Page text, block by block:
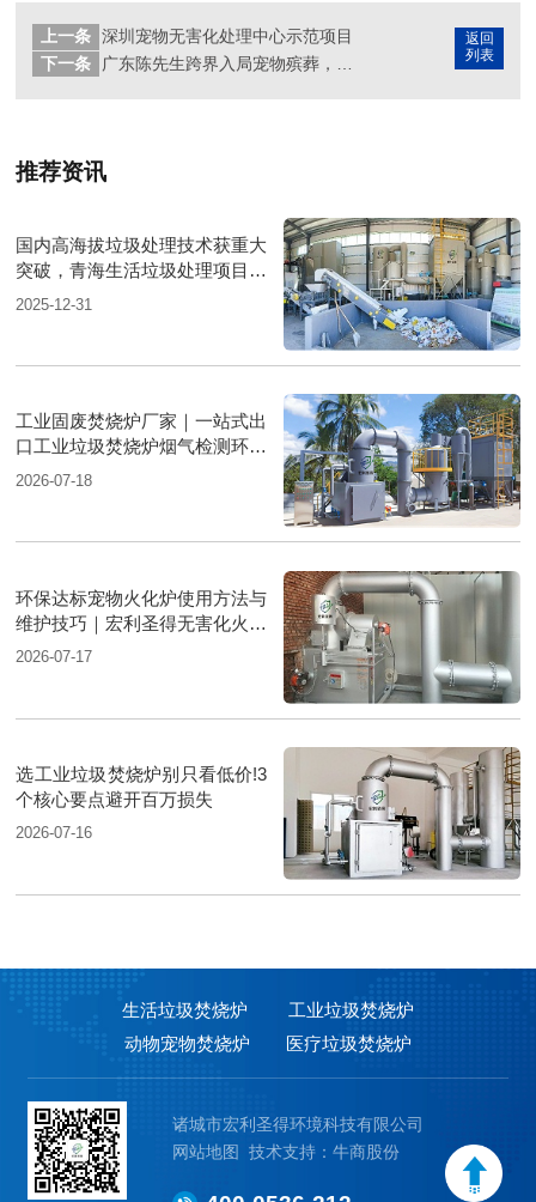
返回
列表
上一条 深圳宠物无害化处理中心示范项目
下一条
推荐资讯
国内高海拔垃圾处理技术获重大
突破，青海生活垃圾处理项目树
行业新标杆
2025-12-31
工业固废焚烧炉厂家｜一站式出
口工业垃圾焚烧炉烟气检测环保
达标
2026-07-18
环保达标宠物火化炉使用方法与
维护技巧｜宏利圣得无害化火化
设备科普
2026-07-17
选工业垃圾焚烧炉别只看低价!3
个核心要点避开百万损失
2026-07-16
生活垃圾焚烧炉
工业垃圾焚烧炉
动物宠物焚烧炉
医疗垃圾焚烧炉
诸城市宏利圣得环境科技有限公司
网站地图
技术支持：牛商股份